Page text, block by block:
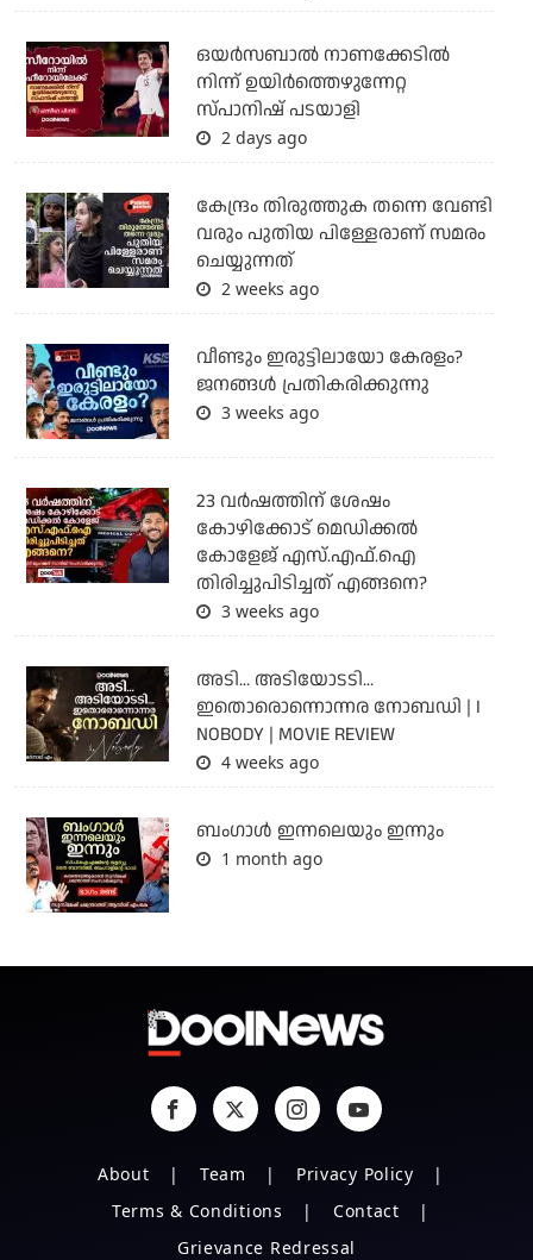
ഒയര്‍സബാൽ നാണക്കേടിൽ
നിന്ന് ഉയിർത്തെഴുന്നേറ്റ
സ്പാനിഷ് പടയാളി
2 days ago
കേന്ദ്രം തിരുത്തുക തന്നെ വേണ്ടി
വരും പുതിയ പിള്ളേരാണ് സമരം
ചെയ്യുന്നത്
2 weeks ago
വീണ്ടും ഇരുട്ടിലായോ കേരളം?
ജനങ്ങൾ പ്രതികരിക്കുന്നു
3 weeks ago
23 വർഷത്തിന് ശേഷം
കോഴിക്കോട് മെഡിക്കൽ
കോളേജ് എസ്.എഫ്.ഐ
തിരിച്ചുപിടിച്ചത് എങ്ങനെ?
3 weeks ago
അടി... അടിയോടടി...
ഇതൊരൊന്നൊന്നര നോബഡി | I
NOBODY | MOVIE REVIEW
4 weeks ago
ബംഗാള്‍ ഇന്നലെയും ഇന്നും
1 month ago
About Team
Privacy Policy
Terms & Conditions
Contact
Grievance Redressal